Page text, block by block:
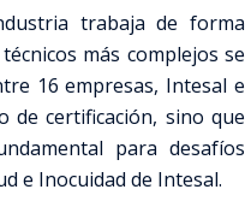
trabaja de forma
más complejos se
16 empresas, Intesal e
de certificación, sino que
para desafíos
e Inocuidad de Intesal.